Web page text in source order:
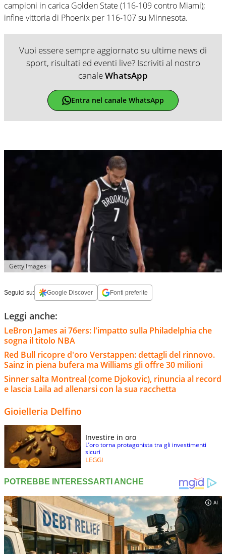
campioni in carica Golden State (116-109 contro Miami);
infine vittoria di Phoenix per 116-107 su Minnesota.
Vuoi essere sempre aggiornato su ultime news di
sport, risultati ed eventi live? Iscriviti al nostro
canaleWhatsApp
Entra nel canale WhatsApp
Getty Images
Seguici su: Google Discover Fonti preferite
Leggi anche:
LeBron James ai 76ers: l'impatto sulla Philadelphia che
sogna il titolo NBA
Red Bull ricopre d'oro Verstappen: dettagli del rinnovo.
Sainz in piena bufera ma Williams gli offre 30 milioni
Sinner salta Montreal (come Djokovic), rinuncia al record
e lascia Laila ad allenarsi con la sua racchetta
Gioielleria Delfino
Investire in oro
L’oro torna protagonista tra gli investimenti
sicuri
LEGGI